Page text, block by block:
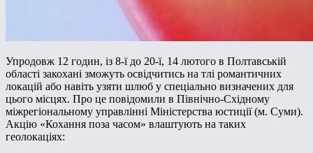
Упродовж 12 годин, із 8-ї до 20-ї, 14 лютого в Полтавській
області закохані зможуть освідчитись на тлі романтичних
локацій або навіть узяти шлюб у спеціально визначених для
цього місцях. Про це повідомили в Північно-Східному
міжрегіональному управлінні Міністерства юстиції (м. Суми).
Акцію «Кохання поза часом» влаштують на таких
геолокаціях: